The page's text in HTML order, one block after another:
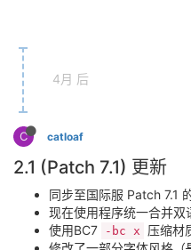
4月 后
C catloaf
2.1 (Patch 7.1) 更新
同步至国际服 Patch 7.1
现在使用程序统一合并双
使用BC7
-bc x
压缩材